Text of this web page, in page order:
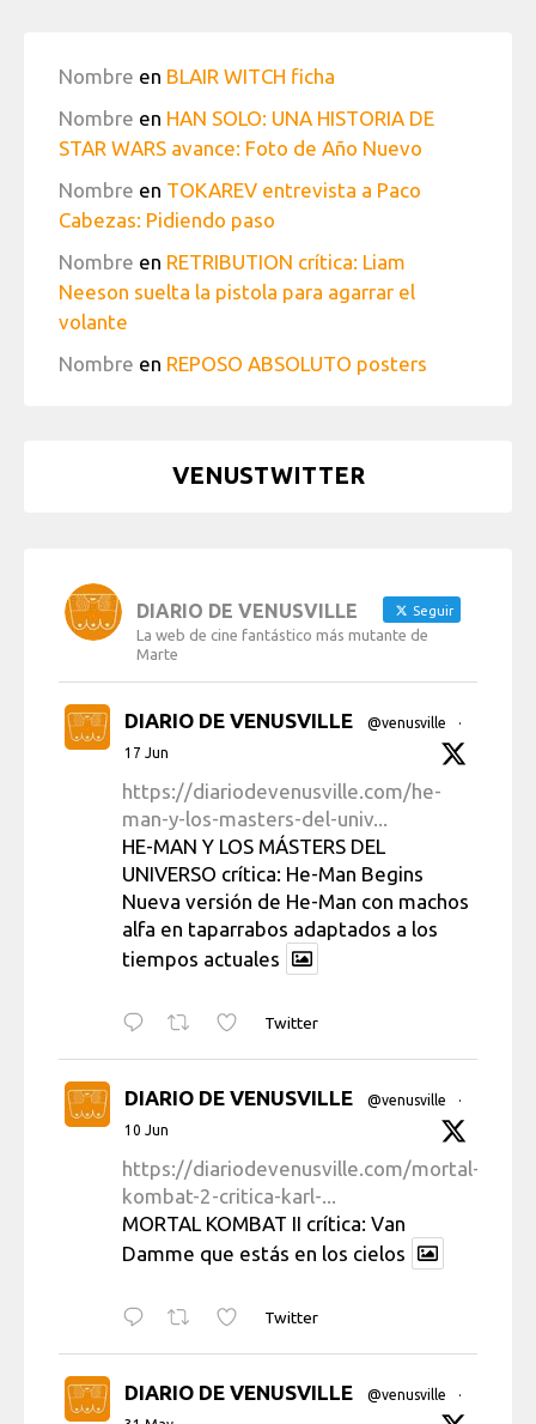
Nombre en BLAIR WITCH ficha
Nombre en HAN SOLO: UNA HISTORIA DE
STAR WARS avance: Foto de Año Nuevo
Nombre en TOKAREV entrevista a Paco
Cabezas: Pidiendo paso
Nombre en RETRIBUTION crítica: Liam
Neeson suelta la pistola para agarrar el
volante
Nombre en REPOSO ABSOLUTO posters
VENUSTWITTER
DIARIO DE VENUSVILLE Seguir
La web de cine fantástico más mutante de
Marte
DIARIO DE VENUSVILLE @venusville
·
17 Jun
https://diariodevenusville.com/he-
man-y-los-masters-del-univ...
HE-MAN Y LOS MÁSTERS DEL
UNIVERSO crítica: He-Man Begins
Nueva versión de He-Man con machos
alfa en taparrabos adaptados a los
tiempos actuales
Twitter
DIARIO DE VENUSVILLE @venusville
·
10 Jun
https://diariodevenusville.com/mortal-
kombat-2-critica-karl-...
MORTAL KOMBAT II crítica: Van
Damme que estás en los cielos
Twitter
DIARIO DE VENUSVILLE @venusville
·